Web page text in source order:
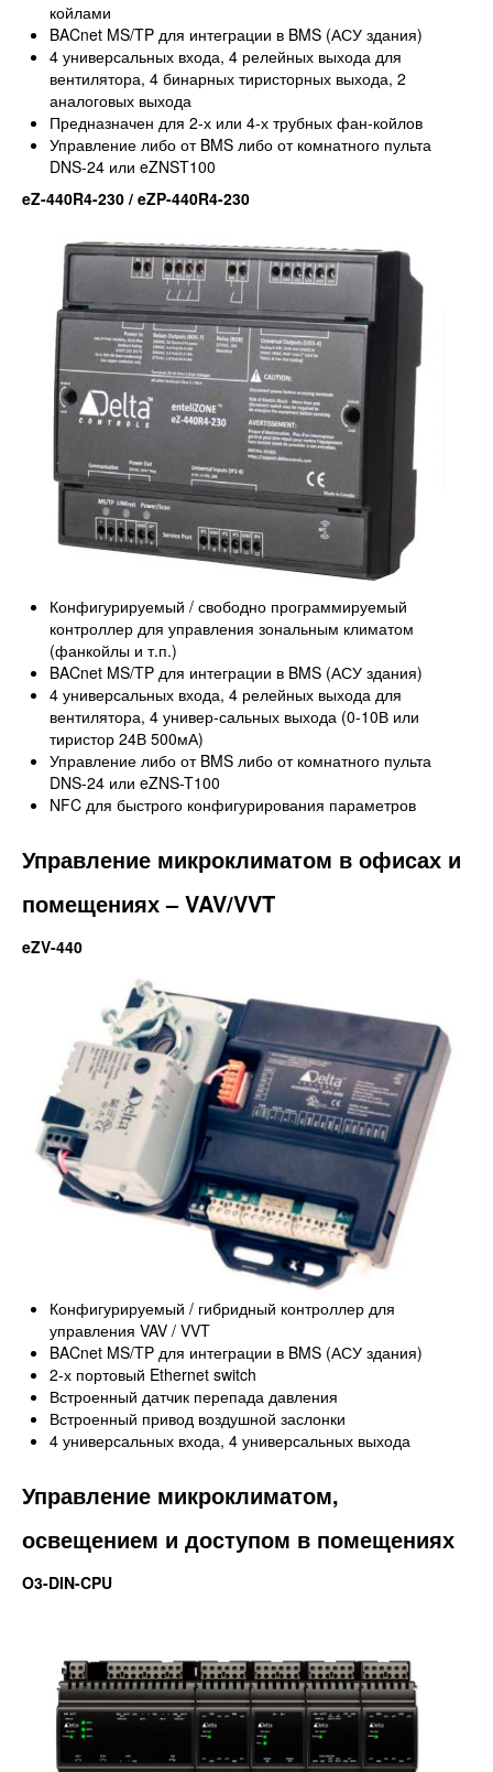
койлами
BACnet MS/TP для интеграции в BMS (АСУ здания)
4 универсальных входа, 4 релейных выхода для
вентилятора, 4 бинарных тиристорных выхода, 2
аналоговых выхода
Предназначен для 2-х или 4-х трубных фан-койлов
Управление либо от BMS либо от комнатного пульта
DNS-24 или eZNST100
eZ-440R4-230 / eZP-440R4-230
Конфигурируемый / свободно программируемый
контроллер для управления зональным климатом
(фанкойлы и т.п.)
BACnet MS/TP для интеграции в BMS (АСУ здания)
4 универсальных входа, 4 релейных выхода для
вентилятора, 4 универ-сальных выхода (0-10В или
тиристор 24В 500мА)
Управление либо от BMS либо от комнатного пульта
DNS-24 или eZNS-T100
NFC для быстрого конфигурирования параметров
Управление микроклиматом в офисах и
помещениях – VAV/VVT
eZV-440
Конфигурируемый / гибридный контроллер для
управления VAV / VVT
BACnet MS/TP для интеграции в BMS (АСУ здания)
2-х портовый Ethernet switch
Встроенный датчик перепада давления
Встроенный привод воздушной заслонки
4 универсальных входа, 4 универсальных выхода
Управление микроклиматом,
освещением и доступом в помещениях
O3-DIN-CPU